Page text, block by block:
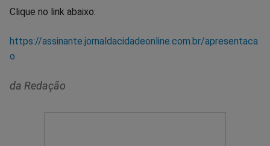
Clique no link abaixo:
https://assinante.jornaldacidadeonline.com.br/apresentaca
o
da Redação